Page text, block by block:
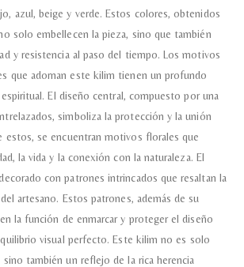
azul, beige y verde. Estos colores, obtenidos
solo embellecen la pieza, sino que también
y resistencia al paso del tiempo. Los motivos
que adornan este kilim tienen un profundo
El diseño central, compuesto por una
simboliza la protección y la unión
estos, se encuentran motivos florales que
la vida y la conexión con la naturaleza. El
con patrones intrincados que resaltan la
artesano. Estos patrones, además de su
la función de enmarcar y proteger el diseño
visual perfecto. Este kilim no es solo
sino también un reflejo de la rica herencia